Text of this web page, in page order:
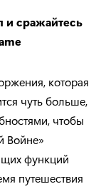
и сражайтесь
которая
чуть больше,
чтобы
Войне»
функций
путешествия